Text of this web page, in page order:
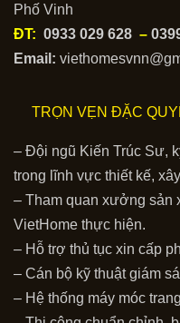
Phố Vinh
ĐT: 0933 029 628 –
Email:
TRỌN VẸN ĐẶC
– Đội ngũ Kiến Trúc Sư,
trong lĩnh vực thiết kế,
– Tham quan xưởng sản
VietHome thực hiện.
– Hỗ trợ thủ tục xin cấp
– Cán bộ kỹ thuật giám
– Hệ thống máy móc